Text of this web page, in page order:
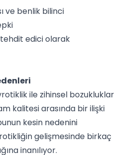
ve benlik bilinci
edici olarak
ile zihinsel bozukluklar
kalitesi arasında bir ilişki
kesin nedenini
gelişmesinde birkaç
inanılıyor.